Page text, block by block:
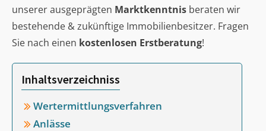
unserer ausgeprägten Marktkenntnis beraten wir
bestehende & zukünftige Immobilienbesitzer. Fragen
Sie nach einen kostenlosen Erstberatung!
Inhaltsverzeichniss
Wertermittlungsverfahren
Anlässe